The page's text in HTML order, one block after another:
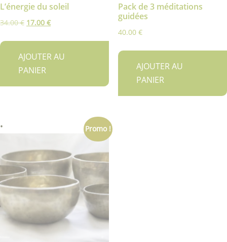
L’énergie du soleil
34.00€ Le
était :
34.00 €.
17.00 €Le
est :
AJOUTER AU
PANIER
Pack de 3 méditations
guidées
40.00 €
AJOUTER AU
PANIER
Promo !